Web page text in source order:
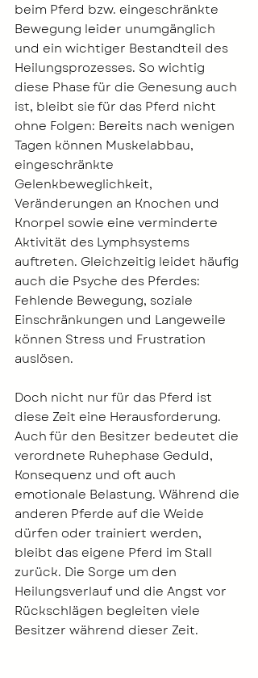
beim Pferd bzw. eingeschränkte
Bewegung leider unumgänglich
und ein wichtiger Bestandteil des
Heilungsprozesses. So wichtig
diese Phase für die Genesung auch
ist, bleibt sie für das Pferd nicht
ohne Folgen: Bereits nach wenigen
Tagen können Muskelabbau,
eingeschränkte
Gelenkbeweglichkeit,
Veränderungen an Knochen und
Knorpel sowie eine verminderte
Aktivität des Lymphsystems
auftreten. Gleichzeitig leidet häufig
auch die Psyche des Pferdes:
Fehlende Bewegung, soziale
Einschränkungen und Langeweile
können Stress und Frustration
auslösen.
Doch nicht nur für das Pferd ist
diese Zeit eine Herausforderung.
Auch für den Besitzer bedeutet die
verordnete Ruhephase Geduld,
Konsequenz und oft auch
emotionale Belastung. Während die
anderen Pferde auf die Weide
dürfen oder trainiert werden,
bleibt das eigene Pferd im Stall
zurück. Die Sorge um den
Heilungsverlauf und die Angst vor
Rückschlägen begleiten viele
Besitzer während dieser Zeit.